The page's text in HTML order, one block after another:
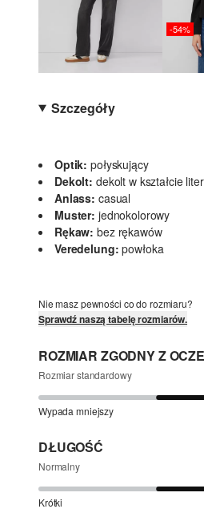
-54%
Szczegóły
Optik: połyskujący
Dekolt: dekolt w kształcie
Anlass: casual
Muster: jednokolorowy
Rękaw: bez rękawów
Veredelung: powłoka
Nie masz pewności co do rozmiaru?
Sprawdź naszą tabelę rozmiarów.
ROZMIAR ZGODNY Z
Rozmiar standardowy
Wypada mniejszy
DŁUGOŚĆ
Normalny
Krótki